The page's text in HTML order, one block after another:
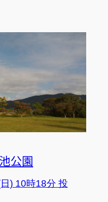
公園
) 10時18分 投